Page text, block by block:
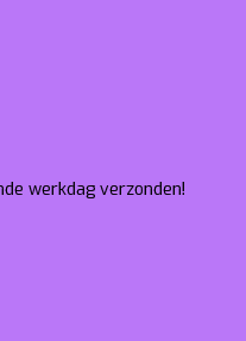
werkdag verzonden!